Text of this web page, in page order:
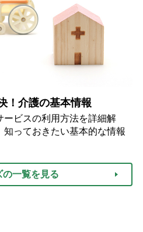
！介護の基本情報
ビスの利用方法を詳細解
っておきたい基本的な情報
の一覧を見る